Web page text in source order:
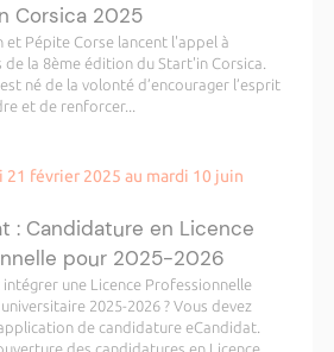
Corsica 2025
et Pépite Corse lancent l'appel à
de la 8ème édition du Start'in Corsica.
né de la volonté d’encourager l’esprit
et de renforcer...
21 février 2025 au mardi 10 juin
: Candidature en Licence
pour 2025-2026
intégrer une Licence Professionnelle
2025-2026 ? Vous devez
de candidature eCandidat.
des candidatures en Licence